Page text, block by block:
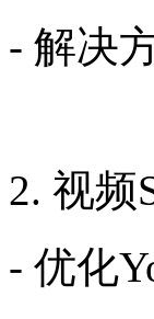
- 解决
2. 视频
- 优化